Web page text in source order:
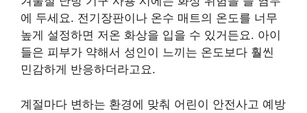
에 두세요. 전기장판이나 온수 매트의 온도를 너무
높게 설정하면 저온 화상을 입을 수 있거든요. 아이
들은 피부가 약해서 성인이 느끼는 온도보다 훨씬
민감하게 반응하더라고요.
계절마다 변하는 환경에 맞춰 어린이 안전사고 예방